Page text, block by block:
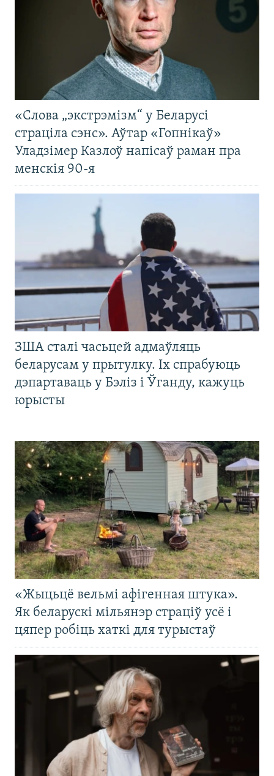
«Слова „экстрэмізм“ у Беларусі
страціла сэнс». Аўтар «Гопнікаў»
Уладзімер Казлоў напісаў раман пра
менскія 90-я
ЗША сталі часьцей адмаўляць
беларусам у прытулку. Іх спрабуюць
дэпартаваць у Бэліз і Ўганду, кажуць
юрысты
«Жыцьцё вельмі афігенная штука».
Як беларускі мільянэр страціў усё і
цяпер робіць хаткі для турыстаў